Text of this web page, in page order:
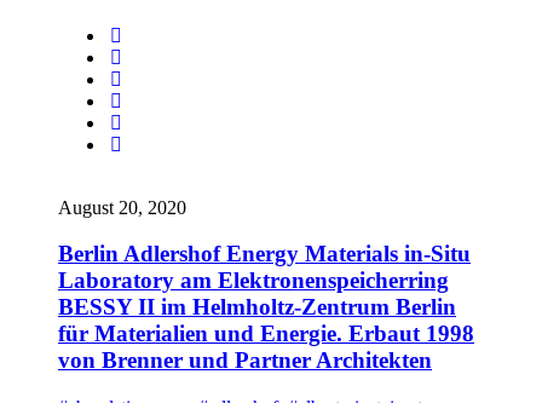
August 20, 2020
Berlin Adlershof Energy Materials in-Situ
Laboratory am Elektronenspeicherring
BESSY II im Helmholtz-Zentrum Berlin
für Materialien und Energie. Erbaut 1998
von Brenner und Partner Architekten